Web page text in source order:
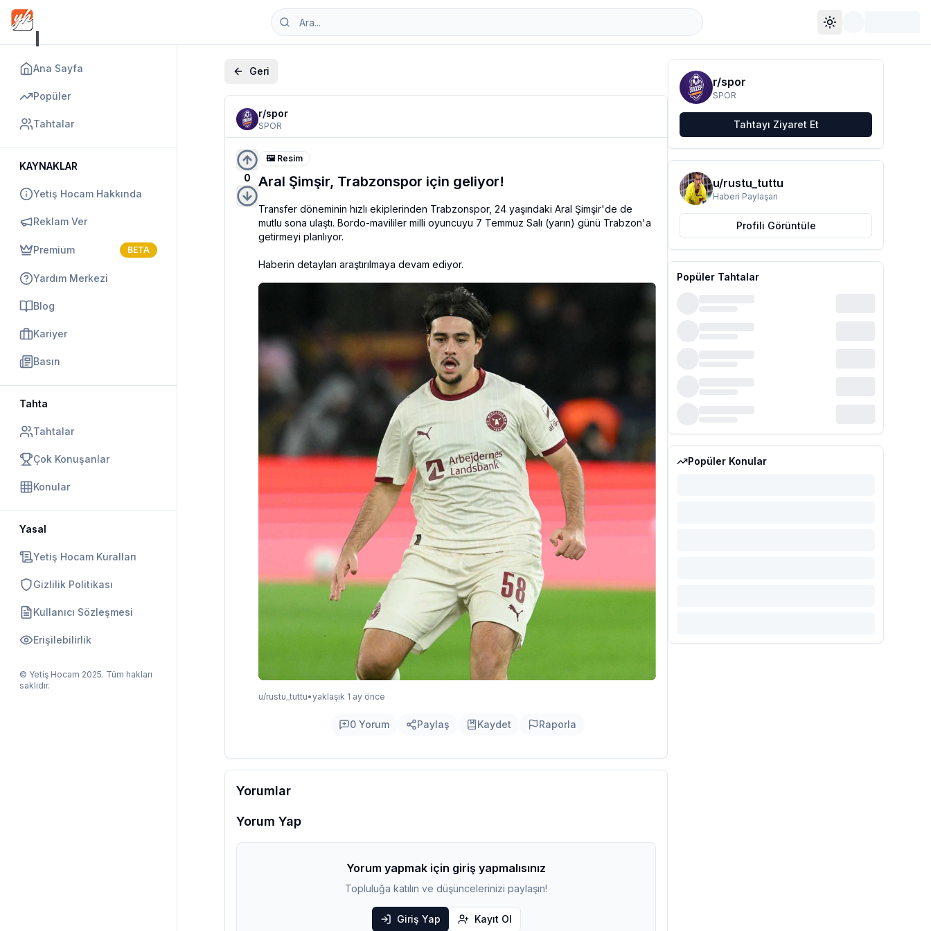
Toggle theme
Ana Sayfa
Popüler
Tahtalar
KAYNAKLAR
Yetiş Hocam Hakkında
Reklam Ver
Premium BETA
Yardım Merkezi
Blog
Kariyer
Basın
Tahta
Tahtalar
Çok Konuşanlar
Konular
Yasal
Yetiş Hocam Kuralları
Gizlilik Politikası
Kullanıcı Sözleşmesi
Erişilebilirlik
© Yetiş Hocam 2025. Tüm hakları
saklıdır.
Geri
r/spor
SPOR
0
🖼️ Resim
Aral Şimşir, Trabzonspor için geliyor!
Transfer döneminin hızlı ekiplerinden Trabzonspor, 24 yaşındaki Aral Şimşir'de de
mutlu sona ulaştı. Bordo-mavililer milli oyuncuyu 7 Temmuz Salı (yarın) günü Trabzon'a
getirmeyi planlıyor.
Haberin detayları araştırılmaya devam ediyor.
u/rustu_tuttu•yaklaşık 1 ay önce
0Yorum Paylaş Kaydet Raporla
Yorumlar
Yorum Yap
Yorum yapmak için giriş yapmalısınız
Topluluğa katılın ve düşüncelerinizi paylaşın!
Giriş Yap Kayıt Ol
r/spor
SPOR
Tahtayı Ziyaret Et
u/rustu_tuttu
Haberi Paylaşan
Profili Görüntüle
Popüler Tahtalar
Popüler Konular